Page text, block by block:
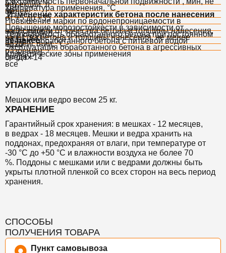
инъекции, л
0,5
менее
30
Температура применения, °С
от +5 до +35
Изменение характеристик бетона после нанесения
Повышение марки по водонепроницаемости в
зависимости от качества бетона и толщины нанесения,
не менее
на 2 ступени
Повышение морозостойкости в зависимости от
качества бетона и толщины нанесения, не менее
на F1 300
Теплостойкость обработанного бетона при постоянном
воздействии, °C
+120
Контакт обработанного бетона с питьевой водой
разрешен
Эксплуатация обработанного бетона в агрессивных
средах
5< pH <14
Климатические зоны применения
все
УПАКОВКА
Мешок или ведро весом 25 кг.
ХРАНЕНИЕ
Гарантийный срок хранения: в мешках - 12 месяцев,
в ведрах - 18 месяцев. Мешки и ведра хранить на
поддонах, предохраняя от влаги, при температуре от
-30 °С до +50 °С и влажности воздуха не более 70
%. Поддоны с мешками или с ведрами должны быть
укрыты плотной пленкой со всех сторон на весь период
хранения.
СПОСОБЫ
ПОЛУЧЕНИЯ ТОВАРА
Пункт самовывоза